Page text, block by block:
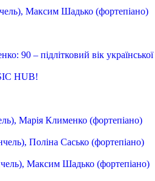
Максим Шадько (фортепіано)
90 – підлітковий вік
HUB!
Марія Клименко (фортепіано)
Поліна Сасько (фортепіано)
Максим Шадько (фортепіано)